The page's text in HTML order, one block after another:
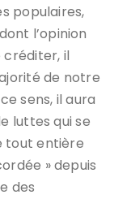
populaires,
l’opinion
créditer, il
de notre
sens, il aura
luttes qui se
tout entière
» depuis
des